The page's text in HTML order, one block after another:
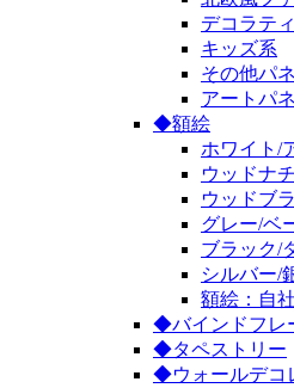
デコラテ
キッズ系
その他パ
アートパ
◆額絵
ホワイト/
ウッドナ
ウッドブ
グレー/ベ
ブラック/
シルバー/
額絵：自
◆バインドフレ
◆タペストリー
◆ウォールデコ